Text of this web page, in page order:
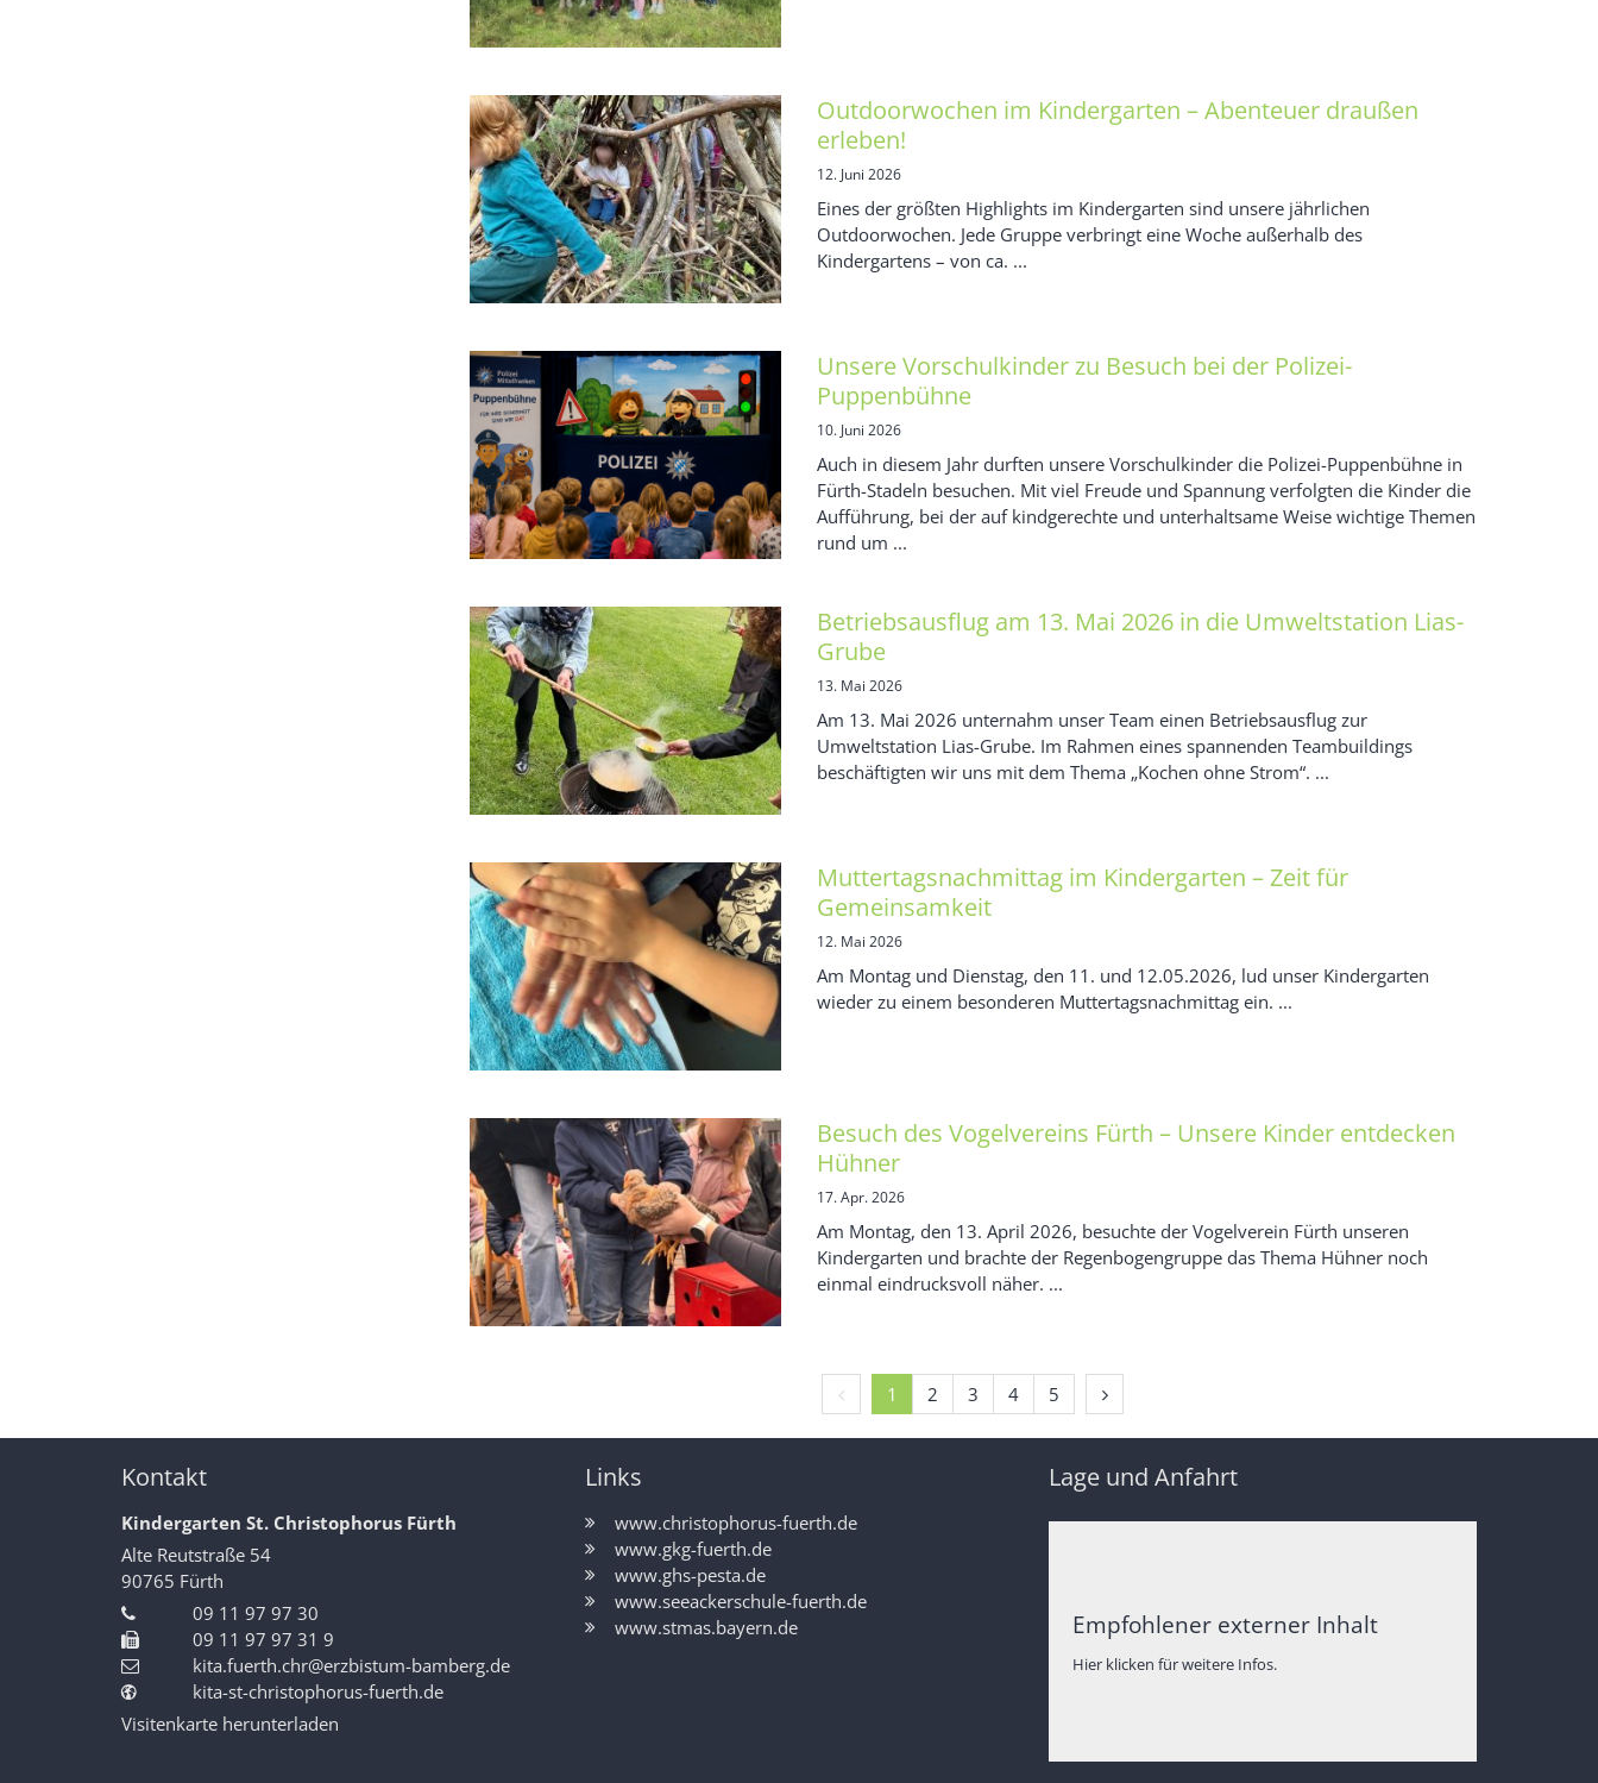
Outdoorwochen im Kindergarten – Abenteuer draußen
erleben!
12. Juni 2026
Eines der größten Highlights im Kindergarten sind unsere jährlichen
Outdoorwochen. Jede Gruppe verbringt eine Woche außerhalb des
Kindergartens – von ca. ...
Unsere Vorschulkinder zu Besuch bei der Polizei-
Puppenbühne
10. Juni 2026
Auch in diesem Jahr durften unsere Vorschulkinder die Polizei-Puppenbühne in
Fürth-Stadeln besuchen. Mit viel Freude und Spannung verfolgten die Kinder die
Aufführung, bei der auf kindgerechte und unterhaltsame Weise wichtige Themen
rund um ...
Betriebsausflug am 13. Mai 2026 in die Umweltstation Lias-
Grube
13. Mai 2026
Am 13. Mai 2026 unternahm unser Team einen Betriebsausflug zur
Umweltstation Lias-Grube. Im Rahmen eines spannenden Teambuildings
beschäftigten wir uns mit dem Thema „Kochen ohne Strom“. ...
Muttertagsnachmittag im Kindergarten – Zeit für
Gemeinsamkeit
12. Mai 2026
Am Montag und Dienstag, den 11. und 12.05.2026, lud unser Kindergarten
wieder zu einem besonderen Muttertagsnachmittag ein. ...
Besuch des Vogelvereins Fürth – Unsere Kinder entdecken
Hühner
17. Apr. 2026
Am Montag, den 13. April 2026, besuchte der Vogelverein Fürth unseren
Kindergarten und brachte der Regenbogengruppe das Thema Hühner noch
einmal eindrucksvoll näher. ...
Vorherige Seite
1 2 3 4 5 Nächste Seite
Kontakt
Kindergarten St. Christophorus Fürth
Alte Reutstraße 54
90765 Fürth
09 11 97 97 30
09 11 97 97 31 9
kita.fuerth.chr@erzbistum-bamberg.de
kita-st-christophorus-fuerth.de
Visitenkarte herunterladen
Links
www.christophorus-fuerth.de
www.gkg-fuerth.de
www.ghs-pesta.de
www.seeackerschule-fuerth.de
www.stmas.bayern.de
Lage und Anfahrt
Empfohlener externer Inhalt
Hier klicken für weitere Infos.